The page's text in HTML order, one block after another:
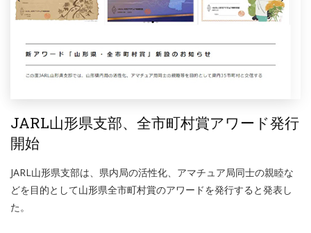
JARL山形県支部、全市町村賞アワード発行
開始
JARL山形県支部は、県内局の活性化、アマチュア局同士の親睦な
どを目的として山形県全市町村賞のアワードを発行すると発表し
た。